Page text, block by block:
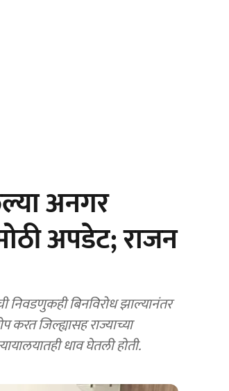
अनगर
अपडेट; राजन
बिनविरोध झाल्यानंतर
करत जिल्ह्यासह राज्याच्या
धाव घेतली होती.